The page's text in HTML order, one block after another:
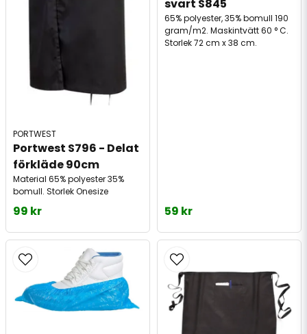
PORTWEST
Portwest S796 - Delat
förkläde 90cm
Material 65% polyester 35%
bomull. Storlek Onesize
99 kr
svart S845
65% polyester, 35% bomull 190
gram/m2. Maskintvätt 60 ° C.
Storlek 72 cm x 38 cm.
59 kr